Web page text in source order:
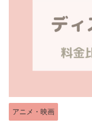
アニメ・映画